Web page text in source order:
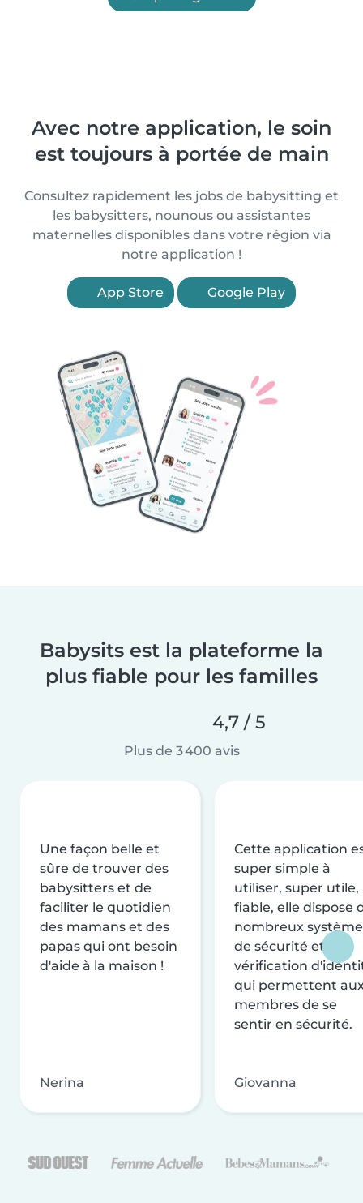
Avec notre application, le soin
est toujours à portée de main
Consultez rapidement les jobs de babysitting et
les babysitters, nounous ou assistantes
maternelles disponibles dans votre région via
notre application !
App Store Google Play
Babysits est la plateforme la
plus fiable pour les familles
4,7 / 5
Plus de 3 400 avis
Une façon belle et
sûre de trouver des
babysitters et de
faciliter le quotidien
des mamans et des
papas qui ont besoin
d'aide à la maison !
Nerina
Cette application
super simple à
utiliser, super utile,
fiable, elle dispose
nombreux
de sécurité et de
vérification
qui permettent
membres de se
sentir en sécurité.
Giovanna